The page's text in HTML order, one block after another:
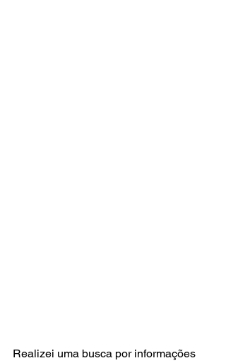
Realizei uma busca por informações